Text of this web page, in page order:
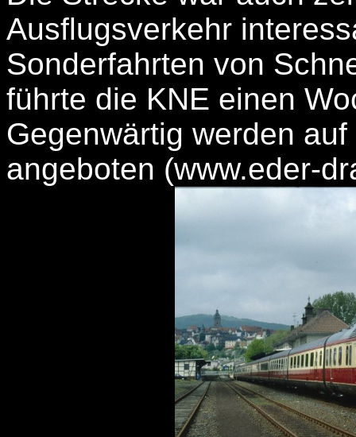
Ausflugsverkehr
Sonderfahrten von
führte die KNE einen
Gegenwärtig werden
angeboten (www.eder-